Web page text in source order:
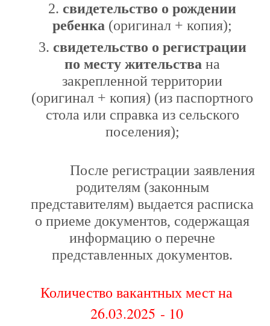
2. свидетельство о рождении
ребенка (оригинал + копия);
3. свидетельство о регистрации
по месту жительства на
закрепленной территории
(оригинал + копия) (из паспортного
стола или справка из сельского
поселения);
После регистрации заявления
родителям (законным
представителям) выдается расписка
о приеме документов, содержащая
информацию о перечне
представленных документов.
Количество вакантных мест на
26.03.2025 - 10